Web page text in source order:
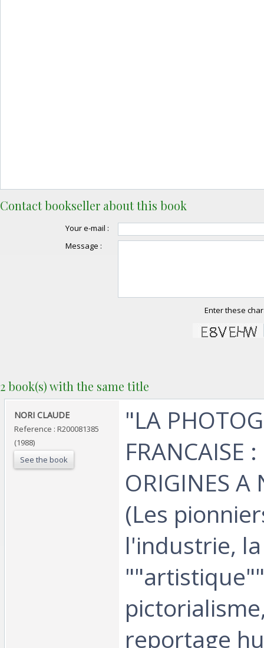
Contact bookseller about this book
Your e-mail :
Message :
Enter these
2 book(s) with the same title
‎NORI CLAUDE‎
Reference : R200081385
(1988)
See the book
‎"LA
FRANCAISE :
ORIGINES A
(Les
l'industrie,
reportage